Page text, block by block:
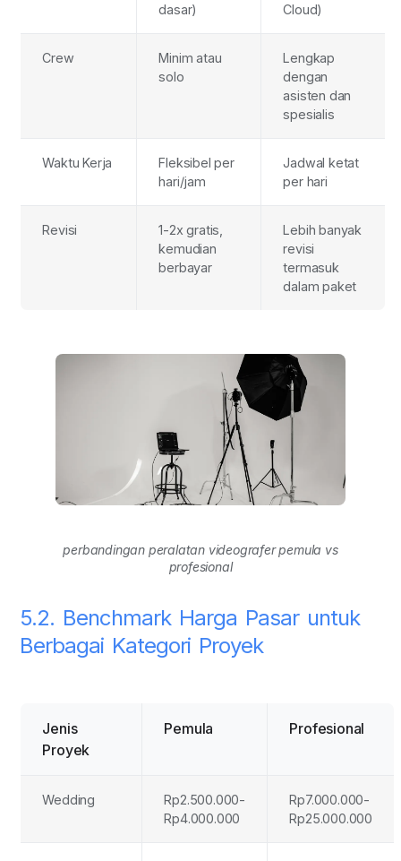
dasar)
Cloud)
Crew
Minim atau
solo
Lengkap
dengan
asisten dan
spesialis
Waktu Kerja
Fleksibel per
hari/jam
Jadwal ketat
per hari
Revisi
1-2x gratis,
kemudian
berbayar
Lebih banyak
revisi
termasuk
dalam paket
perbandingan peralatan videografer pemula vs
profesional
5.2. Benchmark Harga Pasar untuk
Berbagai Kategori Proyek
Jenis
Proyek
Pemula Profesional
Wedding
Rp2.500.000-
Rp4.000.000
Rp7.000.000-
Rp25.000.000